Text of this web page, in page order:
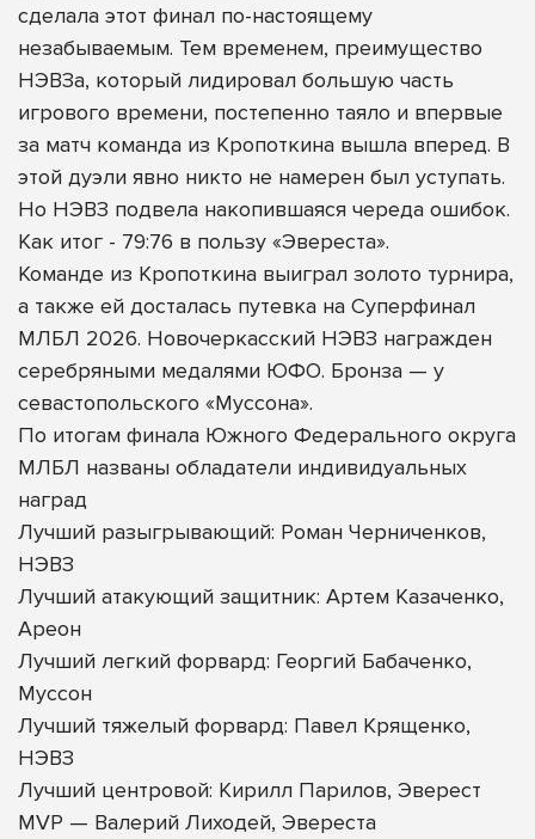
сделала этот финал по-настоящему
незабываемым. Тем временем, преимущество
НЭВЗа, который лидировал большую часть
игрового времени, постепенно таяло и впервые
за матч команда из Кропоткина вышла вперед. В
этой дуэли явно никто не намерен был уступать.
Но НЭВЗ подвела накопившаяся череда ошибок.
Как итог - 79:76 в пользу «Эвереста».
Команде из Кропоткина выиграл золото турнира,
а также ей досталась путевка на Суперфинал
МЛБЛ 2026. Новочеркасский НЭВЗ награжден
серебряными медалями ЮФО. Бронза — у
севастопольского «Муссона».
По итогам финала Южного Федерального округа
МЛБЛ названы обладатели индивидуальных
наград
Лучший разыгрывающий: Роман Черниченков,
НЭВЗ
Лучший атакующий защитник: Артем Казаченко,
Ареон
Лучший легкий форвард: Георгий Бабаченко,
Муссон
Лучший тяжелый форвард: Павел Крященко,
НЭВЗ
Лучший центровой: Кирилл Парилов, Эверест
MVP — Валерий Лиходей, Эвереста